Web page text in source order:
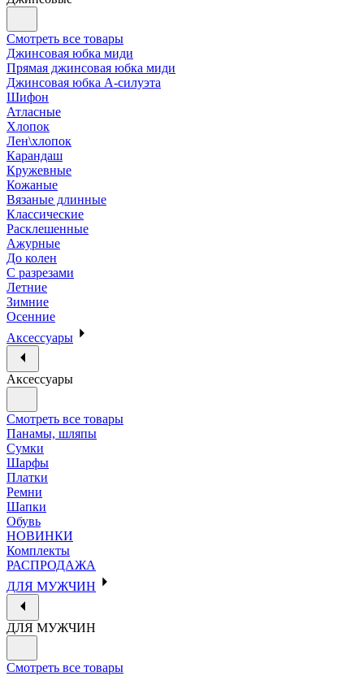
Смотреть все товары
Джинсовая юбка миди
Прямая джинсовая юбка миди
Джинсовая юбка А-силуэта
Шифон
Атласные
Хлопок
Лен\хлопок
Карандаш
Кружевные
Кожаные
Вязаные длинные
Классические
Расклешенные
Ажурные
До колен
С разрезами
Летние
Зимние
Осенние
Аксессуары
Аксессуары
Смотреть все товары
Панамы, шляпы
Сумки
Шарфы
Платки
Ремни
Шапки
Обувь
НОВИНКИ
Комплекты
РАСПРОДАЖА
ДЛЯ МУЖЧИН
ДЛЯ МУЖЧИН
Смотреть все товары